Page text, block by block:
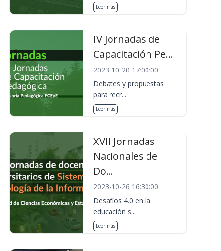
Leer más
IV Jornadas de
Capacitación Pe...
2023-10-20 17:00:00
Debates y propuestas
para recr...
Leer más
XVII Jornadas
Nacionales de
Do...
2023-10-26 16:30:00
Desafíos 4.0 en la
educación s...
Leer más